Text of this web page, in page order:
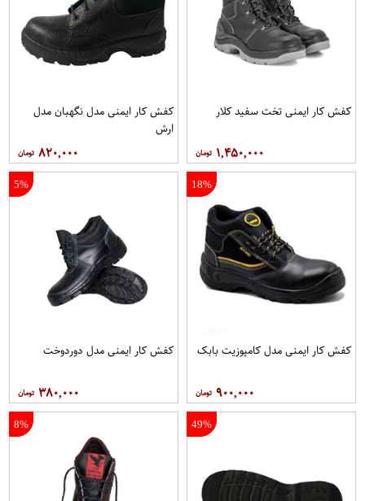
کفش کار ايمنی تخت سفيد کلار
۱,۴۵۰,۰۰۰
کفش کار ايمنی مدل نگهبان مدل
ارش
۸۲۰,۰۰۰
18%
کفش کار ايمنی مدل کامپوزيت بابک
۹۰۰,۰۰۰
5%
کفش کار ایمنی مدل دوردوخت
۳۸۰,۰۰۰
49%
8%